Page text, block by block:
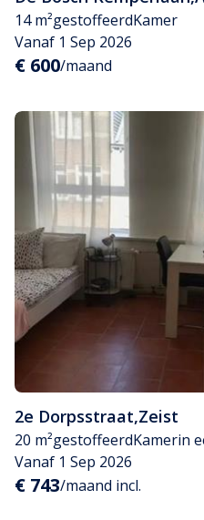
14 m²gestoffeerdKamer
Vanaf 1 Sep 2026
€ 600/maand
2e Dorpsstraat,Zeist
20 m²gestoffeerdKamerin
Vanaf 1 Sep 2026
€ 743/maand incl.